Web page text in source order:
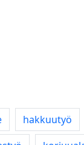
hakkuutyö